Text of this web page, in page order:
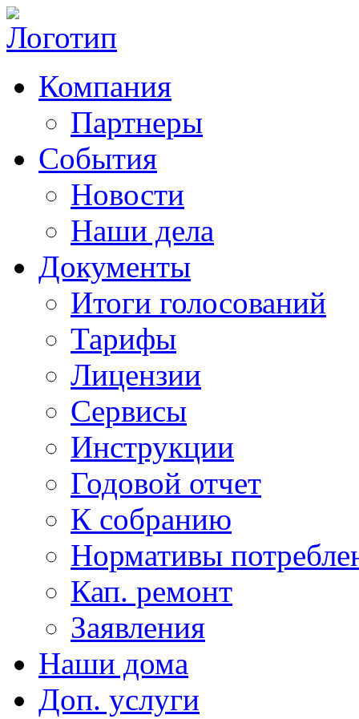
Компания
Партнеры
События
Новости
Наши дела
Документы
Итоги голосований
Тарифы
Лицензии
Сервисы
Инструкции
Годовой отчет
К собранию
Нормативы
Кап. ремонт
Заявления
Наши дома
Доп. услуги